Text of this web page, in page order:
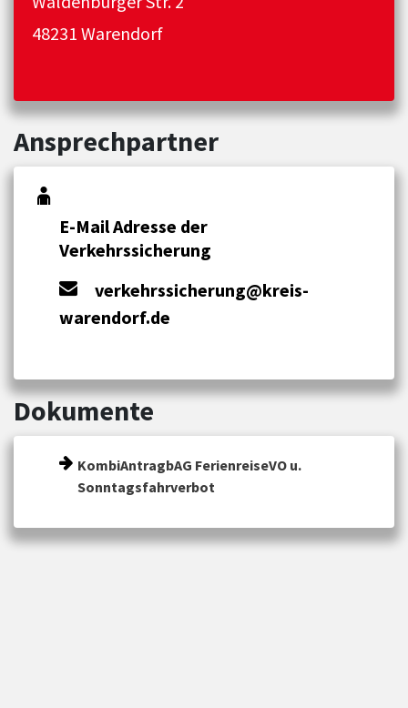
48231 Warendorf
Ansprechpartner
E-Mail Adresse der
Verkehrssicherung
verkehrssicherung@kreis-
warendorf.de
Dokumente
KombiAntragbAG FerienreiseVO u.
Sonntagsfahrverbot